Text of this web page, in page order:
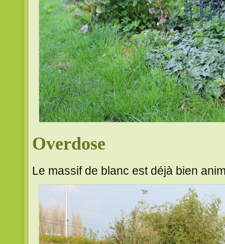
Overdose
Le massif de blanc est déjà bien